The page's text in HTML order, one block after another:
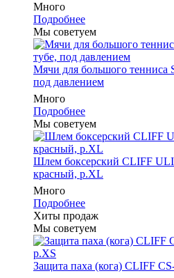
Много
Подробнее
Мы советуем
Мячи для большого тенниса
под давлением
Много
Подробнее
Мы советуем
Шлем боксерский CLIFF
красный, р.XL
Много
Подробнее
Хиты продаж
Мы советуем
Защита паха (кога) CLIFF